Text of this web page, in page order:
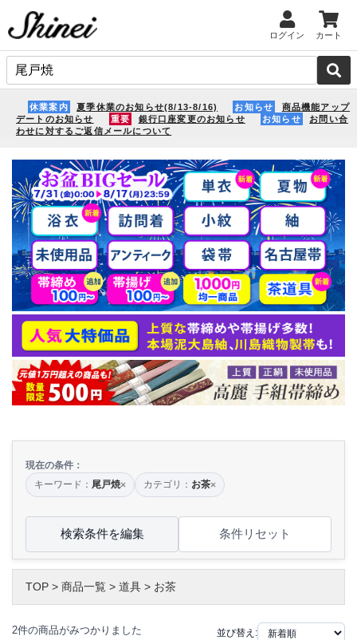
ログイン カート
休業案内 夏季休業のお知らせ(8/13-8/16) お知らせ
商品機能アップ
デートのお知らせ
重要 銀行口座変更のお知らせ お知らせ
お問い合
わせに対するご返信メールについて
現在の条件：
キーワード： 尾戸焼× カテゴリ： お茶×
検索条件を編集 条件リセット
TOP > 商品一覧 > 道具 > お茶
2件の商品がみつかりました 並び替え: